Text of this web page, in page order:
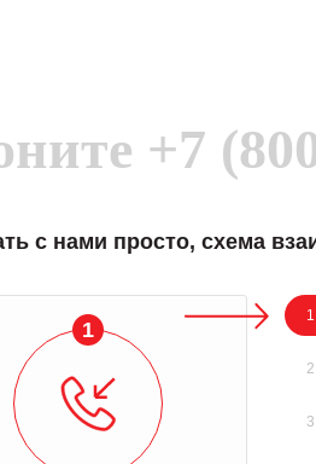
+7
с нами просто, схема
1
1
2
3